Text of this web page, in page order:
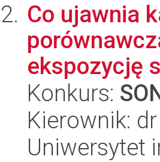
Co ujawnia
ekspozycję
Konkurs:
Kierownik:
Uniwersytet